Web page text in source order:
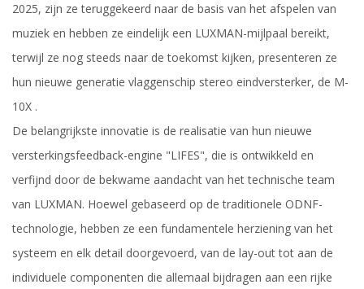
2025, zijn ze teruggekeerd naar de basis van het afspelen van
muziek en hebben ze eindelijk een LUXMAN-mijlpaal bereikt,
terwijl ze nog steeds naar de toekomst kijken, presenteren ze
hun nieuwe generatie vlaggenschip stereo eindversterker, de M-
10X .
De belangrijkste innovatie is de realisatie van hun nieuwe
versterkingsfeedback-engine "LIFES", die is ontwikkeld en
verfijnd door de bekwame aandacht van het technische team
van LUXMAN. Hoewel gebaseerd op de traditionele ODNF-
technologie, hebben ze een fundamentele herziening van het
systeem en elk detail doorgevoerd, van de lay-out tot aan de
individuele componenten die allemaal bijdragen aan een rijke